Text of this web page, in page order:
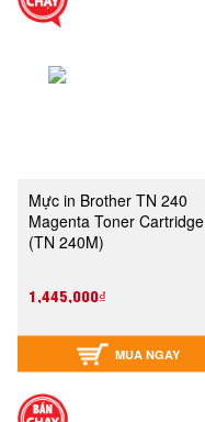
Mực in Brother TN 240
Magenta Toner Cartridge
(TN 240M)
1,445,000₫
MUA NGAY